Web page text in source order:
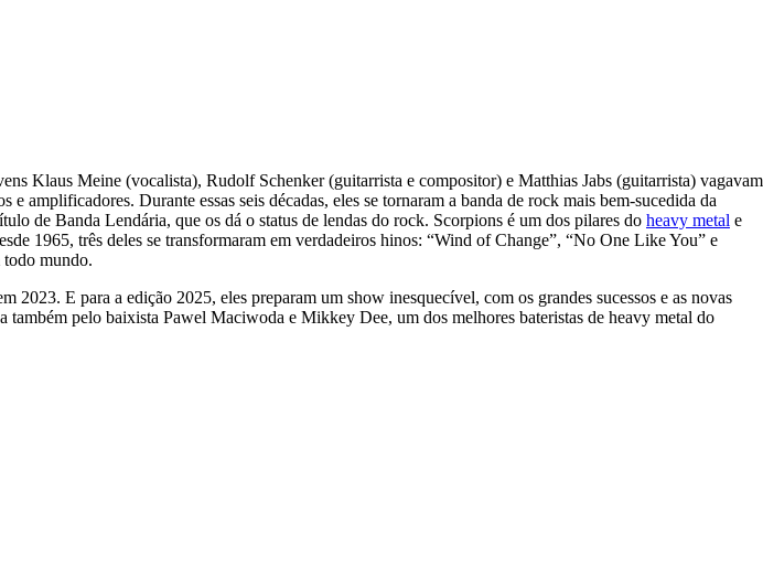
Klaus Meine (vocalista), Rudolf Schenker (guitarrista e compositor) e Matthias Jabs (guitarrista) vagavam
amplificadores. Durante essas seis décadas, eles se tornaram a banda de rock mais bem-sucedida da
de Banda Lendária, que os dá o status de lendas do rock. Scorpions é um dos pilares do heavy metal e
1965, três deles se transformaram em verdadeiros hinos: “Wind of Change”, “No One Like You” e
todo mundo.
E para a edição 2025, eles preparam um show inesquecível, com os grandes sucessos e as novas
pelo baixista Pawel Maciwoda e Mikkey Dee, um dos melhores bateristas de heavy metal do